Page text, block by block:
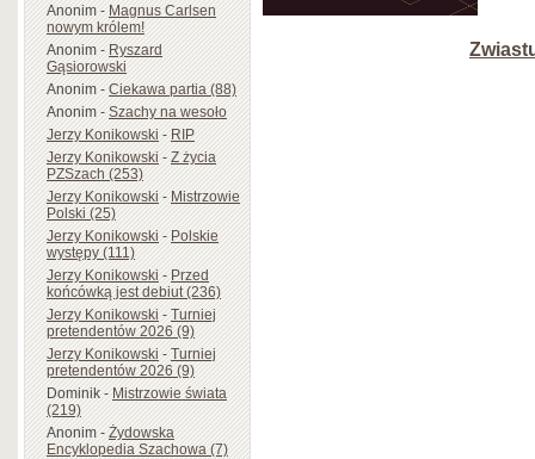
Anonim-Magnus Carlsen
nowym królem!
Anonim-Ryszard
Gąsiorowski
Anonim-Ciekawa partia (88)
Anonim-Szachy na wesoło
Jerzy Konikowski-RIP
Jerzy Konikowski-Z życia
PZSzach (253)
Jerzy Konikowski-Mistrzowie
Polski (25)
Jerzy Konikowski-Polskie
występy (111)
Jerzy Konikowski-Przed
końcówką jest debiut (236)
Jerzy Konikowski-Turniej
pretendentów 2026 (9)
Jerzy Konikowski-Turniej
pretendentów 2026 (9)
Dominik-Mistrzowie świata
(219)
Anonim-Żydowska
Encyklopedia Szachowa (7)